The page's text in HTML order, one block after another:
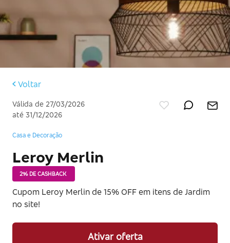
Voltar
Válida de 27/03/2026
até 31/12/2026
Casa e Decoração
Leroy Merlin
2% DE CASHBACK
Cupom Leroy Merlin de 15% OFF em itens de Jardim
no site!
Ativar oferta